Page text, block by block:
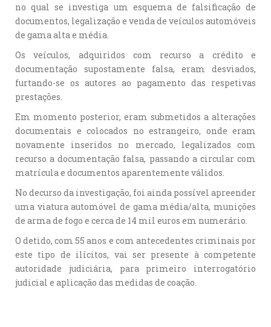
no qual se investiga um esquema de falsificação de
documentos, legalização e venda de veículos automóveis
de gama alta e média.
Os veículos, adquiridos com recurso a crédito e
documentação supostamente falsa, eram desviados,
furtando-se os autores ao pagamento das respetivas
prestações.
Em momento posterior, eram submetidos a alterações
documentais e colocados no estrangeiro, onde eram
novamente inseridos no mercado, legalizados com
recurso a documentação falsa, passando a circular com
matrícula e documentos aparentemente válidos.
No decurso da investigação, foi ainda possível apreender
uma viatura automóvel de gama média/alta, munições
de arma de fogo e cerca de 14 mil euros em numerário.
O detido, com 55 anos e com antecedentes criminais por
este tipo de ilícitos, vai ser presente à competente
autoridade judiciária, para primeiro interrogatório
judicial e aplicação das medidas de coação.